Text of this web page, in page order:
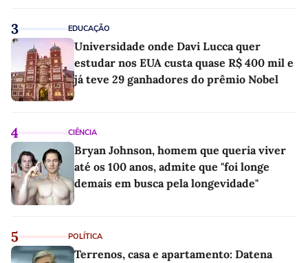
3 EDUCAÇÃO
Universidade onde Davi Lucca quer
estudar nos EUA custa quase R$ 400 mil e
já teve 29 ganhadores do prêmio Nobel
4 CIÊNCIA
Bryan Johnson, homem que queria viver
até os 100 anos, admite que "foi longe
demais em busca pela longevidade"
5 POLÍTICA
Terrenos, casa e apartamento: Datena